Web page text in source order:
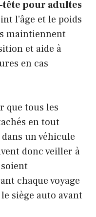
pour adultes
l’âge et le poids
maintiennent
et aide à
en cas
que tous les
en tout
un véhicule
donc veiller à
chaque voyage
siège auto avant